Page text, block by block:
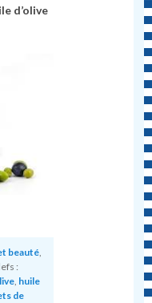
d’olive
beauté,
:
, huile
de